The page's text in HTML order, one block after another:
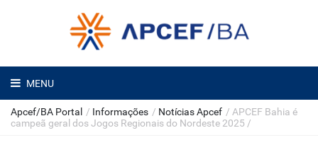
MENU
Apcef/BA Portal / Informações / Notícias Apcef / APCEF Bahia é
campeã geral dos Jogos Regionais do Nordeste 2025 /